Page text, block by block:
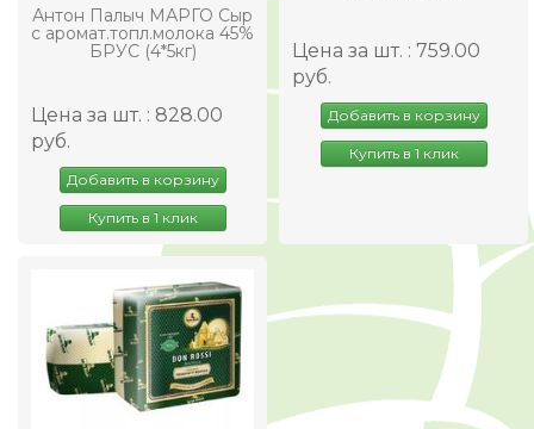
Антон Палыч МАРГО Сыр
с аромат.топл.молока 45%
БРУС (4*5кг)
Цена за шт. : 828.00
руб.
Добавить в корзину
Купить в 1 клик
Цена за шт. : 759.00
руб.
Добавить в корзину
Купить в 1 клик